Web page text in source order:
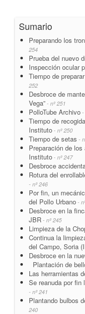
Sumario
Preparando los
254
Prueba del nuevo
Inspección ocular
Tiempo de
252
Desbroce de
Vega” - nº 251
PolloTube Archivo -
Tiempo de
Instituto - nº 250
Tiempo de setas -
Preparación de
Instituto - nº 247
Desbroce
Rotura del
- nº 246
Por fin, un
del Pollo Urbano -
Desbroce en la
JBR - nº 245
Limpieza de la
Continua la
del Campo, Soria
Desbroce en la
Plantación de
Las herramientas
Se reanuda por fin
- nº 241
Plantando bulbos
240